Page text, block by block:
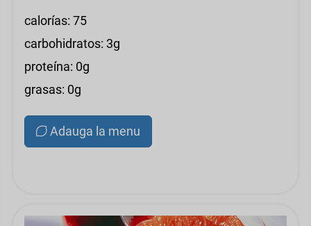
calorías: 75
carbohidratos: 3g
proteína: 0g
grasas: 0g
Adauga la menu